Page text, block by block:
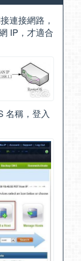
連接網路，
IP，才適合
名稱，登入